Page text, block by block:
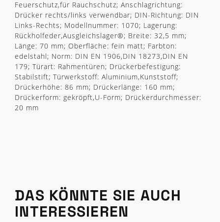
Feuerschutz,für Rauchschutz; Anschlagrichtung:
Drücker rechts/links verwendbar; DIN-Richtung: DIN
Links-Rechts; Modellnummer: 1070; Lagerung:
Rückholfeder,Ausgleichslager®; Breite: 32,5 mm;
Länge: 70 mm; Oberfläche: fein matt; Farbton:
edelstahl; Norm: DIN EN 1906,DIN 18273,DIN EN
179; Türart: Rahmentüren; Drückerbefestigung:
Stabilstift; Türwerkstoff: Aluminium,Kunststoff;
Drückerhöhe: 86 mm; Drückerlänge: 160 mm;
Drückerform: gekröpft,U-Form; Drückerdurchmesser:
20 mm
DAS KÖNNTE SIE AUCH
INTERESSIEREN